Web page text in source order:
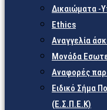
Δικαιώματα -
Ethics
Αναγγελία
Μονάδα
Αναφορές
Ειδικό Σήμα
(Ε.Σ.Π.Ε.Κ)